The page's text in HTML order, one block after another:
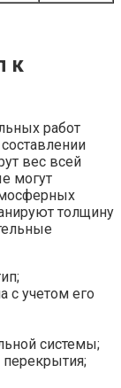
к
работ
вес всей
могут
толщину
с учетом его
системы;
перекрытия;